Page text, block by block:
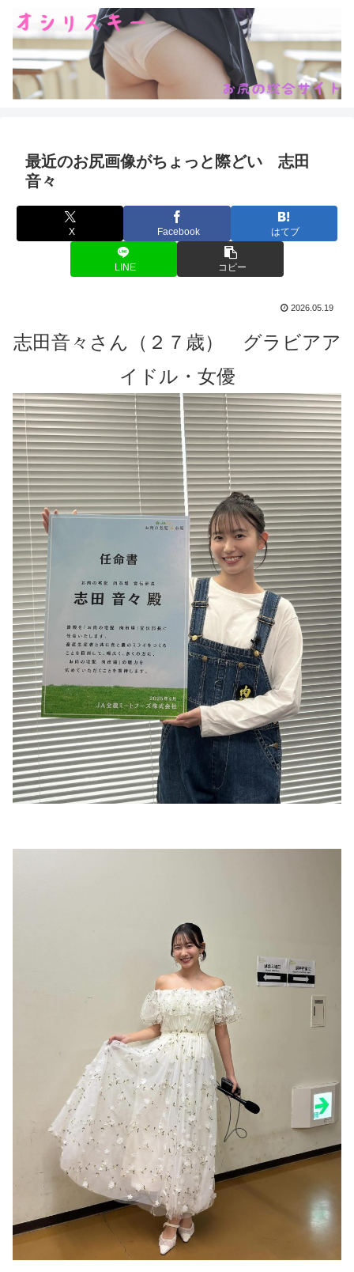
最近のお尻画像がちょっと際どい 志田
音々
X Facebook はてブ
LINE コピー
2026.05.19
志田音々さん（２７歳） グラビアア
イドル・女優